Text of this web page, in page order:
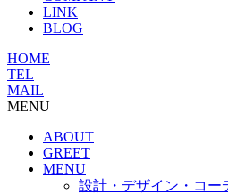
LINK
BLOG
HOME
TEL
MAIL
MENU
ABOUT
GREET
MENU
設計・デザイン・コー